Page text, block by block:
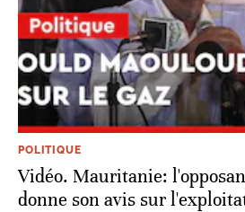
POLITIQUE
Vidéo. Mauritanie:
donne son avis sur